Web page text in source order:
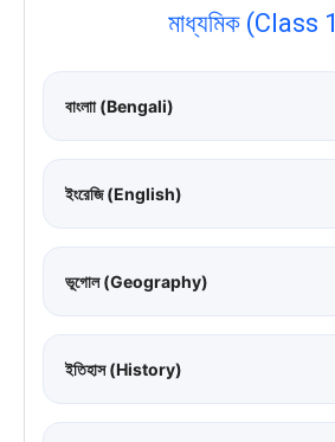
মাধ্যমিক (Class
বাংলাা (Bengali)
ইংরেজি (English)
ভূগোল (Geography)
ইতিহাস (History)